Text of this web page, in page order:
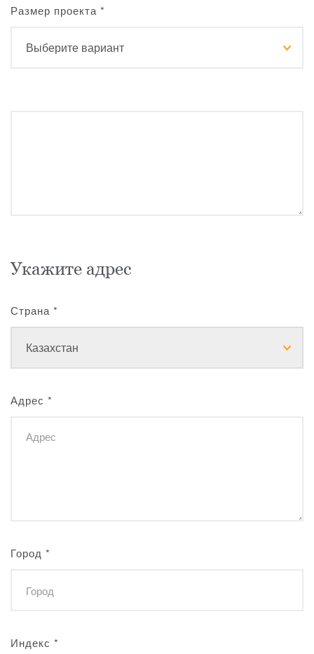
Размер проекта *
Укажите адрес
Страна *
Адрес *
Город *
Индекс *